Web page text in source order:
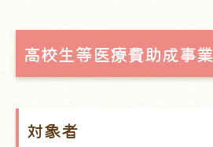
高校生等医療費助成事業
対象者